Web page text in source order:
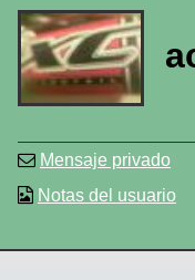
Mensaje privado
Notas del usuario